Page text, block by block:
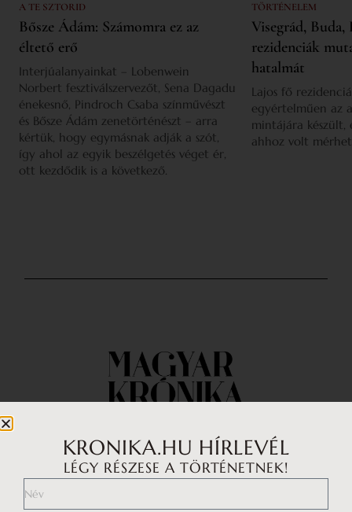
A TE SZTORID
Bősze Ádám: Számomra ez az
éltető erő
Interjúalanyainkat – Lobenwein
Norbert fesztiválszervezőt, Sena Dagadu
énekesnő, Pindroch Csaba színművészt
és Bősze Ádám zenetörténészt – arra
kértük, hogy egymásnak adják a szót,
így ahol az egyik beszélgetés véget ér,
ott kezdődik is a következő.
TÖRTÉNELEM
Visegrád,
rezidenciák
hatalmát
Lajos fő
egyértelműen az
mintájára készült,
ahhoz volt
Impresszum
KRONIKA.HU HÍRLEVÉL
LÉGY RÉSZESE A TÖRTÉNETNEK!